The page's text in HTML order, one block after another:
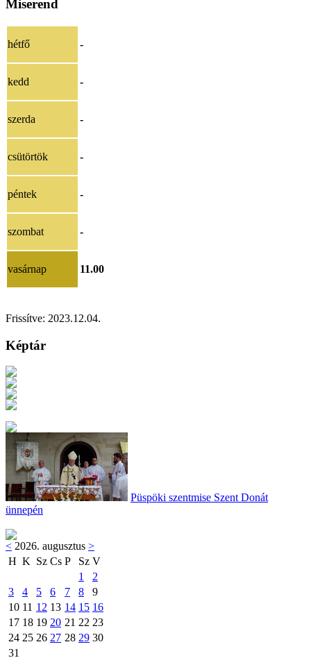
Miserend
hétfő -
kedd -
szerda -
csütörtök -
péntek -
szombat -
vasárnap 11.00
Frissítve: 2023.12.04.
Képtár
Püspöki szentmise Szent Donát
ünnepén
< 2026. augusztus >
H K Sz Cs P Sz V
1
2
3
4 5 6 7 8
9
10 11 12 13 14 15 16
17 18 19 20 21 22 23
24 25 26 27 28 29 30
31